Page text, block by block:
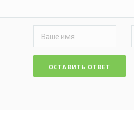
ОСТАВИТЬ ОТВЕТ